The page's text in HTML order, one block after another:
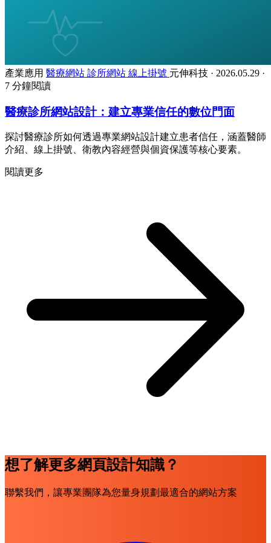
產業應用 醫療網站 診所網站 線上掛號 元伸科技 · 2026.05.29 ·
7 分鐘閱讀
醫療診所網站設計：建立專業信任的數位門面
探討醫療診所如何透過專業網站設計建立患者信任，涵蓋醫師
介紹、線上掛號、衛教內容經營與個資保護等核心要素。
閱讀更多
想了解更多網頁設計知識？
聯繫我們，讓專業團隊為您量身規劃最適合的網站方案